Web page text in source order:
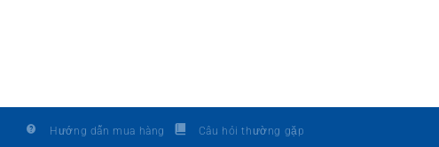
Hướng dẫn mua hàng Câu hỏi thường gặp